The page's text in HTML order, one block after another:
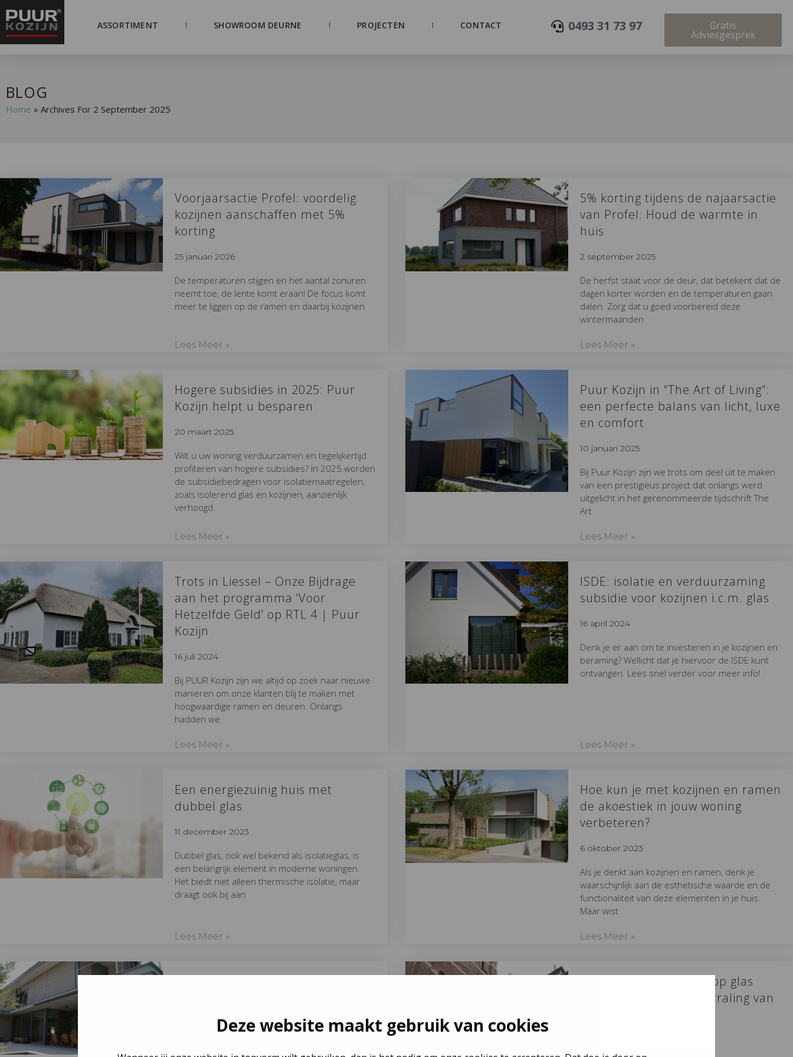
Deze website maakt gebruik van cookies
ASSORTIMENT SHOWROOM DEURNE PROJECTEN CONTACT 0493 31 73 97 Gratis
Adviesgesprek
BLOG
Home » Archives For 2 September 2025
Voorjaarsactie Profel: voordelig
kozijnen aanschaffen met 5%
korting
25 januari 2026
De temperaturen stijgen en het aantal zonuren
neemt toe, de lente komt eraan! De focus komt
meer te liggen op de ramen en daarbij kozijnen
Lees Meer »
5% korting tijdens de najaarsactie
van Profel: Houd de warmte in
huis
2 september 2025
De herfst staat voor de deur, dat betekent dat de
dagen korter worden en de temperaturen gaan
dalen. Zorg dat u goed voorbereid deze
wintermaanden
Lees Meer »
Hogere subsidies in 2025: Puur
Kozijn helpt u besparen
20 maart 2025
Wilt u uw woning verduurzamen en tegelijkertijd
profiteren van hogere subsidies? In 2025 worden
de subsidiebedragen voor isolatiemaatregelen,
zoals isolerend glas en kozijnen, aanzienlijk
verhoogd.
Lees Meer »
Puur Kozijn in “The Art of Living”:
een perfecte balans van licht, luxe
en comfort
10 januari 2025
Bij Puur Kozijn zijn we trots om deel uit te maken
van een prestigieus project dat onlangs werd
uitgelicht in het gerenommeerde tijdschrift The
Art
Lees Meer »
Trots in Liessel – Onze Bijdrage
aan het programma ‘Voor
Hetzelfde Geld’ op RTL 4 | Puur
Kozijn
16 juli 2024
Bij PUUR Kozijn zijn we altijd op zoek naar nieuwe
manieren om onze klanten blij te maken met
hoogwaardige ramen en deuren. Onlangs
hadden we
Lees Meer »
ISDE: isolatie en verduurzaming
subsidie voor kozijnen i.c.m. glas
16 april 2024
Denk je er aan om te investeren in je kozijnen en
beraming? Wellicht dat je hiervoor de ISDE kunt
ontvangen. Lees snel verder voor meer info!
Lees Meer »
Een energiezuinig huis met
dubbel glas
11 december 2023
Dubbel glas, ook wel bekend als isolatieglas, is
een belangrijk element in moderne woningen.
Het biedt niet alleen thermische isolatie, maar
draagt ook bij aan
Lees Meer »
Hoe kun je met kozijnen en ramen
de akoestiek in jouw woning
verbeteren?
6 oktober 2023
Als je denkt aan kozijnen en ramen, denk je
waarschijnlijk aan de esthetische waarde en de
functionaliteit van deze elementen in je huis.
Maar wist
Lees Meer »
De voordelen van glas op glas
voor een naadloze uitstraling van